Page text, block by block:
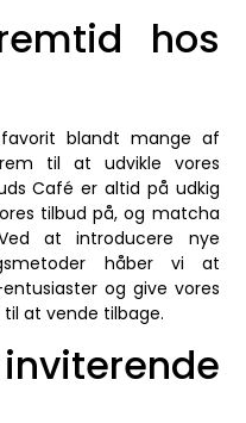
hos
blandt mange af
til at udvikle vores
Café er altid på udkig
tilbud på, og matcha
at introducere nye
håber vi at
og give vores
at vende tilbage.